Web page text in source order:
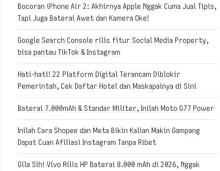
Bocoran iPhone Air 2: Akhirnya Apple Nggak Cuma Jual Tipis,
Tapi Juga Baterai Awet dan Kamera Oke!
Google Search Console rilis fitur Social Media Property,
bisa pantau TikTok & Instagram
Hati-hati! 22 Platform Digital Terancam Diblokir
Pemerintah, Cek Daftar Hotel dan Maskapainya di Sini
Baterai 7.000mAh & Standar Militer, Inilah Moto G77 Power
Inilah Cara Shopee dan Meta Bikin Kalian Makin Gampang
Dapat Cuan Afiliasi Instagram Tanpa Ribet
Gila Sih! Vivo Rilis HP Baterai 8.000 mAh di 2026, Nggak